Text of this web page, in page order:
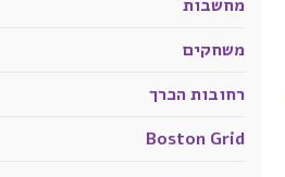
מחשבות
משחקים
רחובות הכרך
Boston Grid